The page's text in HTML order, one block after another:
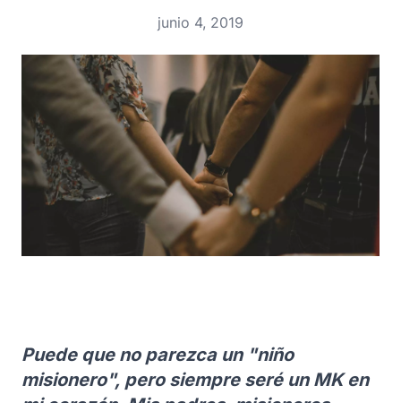
junio 4, 2019
Puede que no parezca un "niño
misionero", pero siempre seré un MK en